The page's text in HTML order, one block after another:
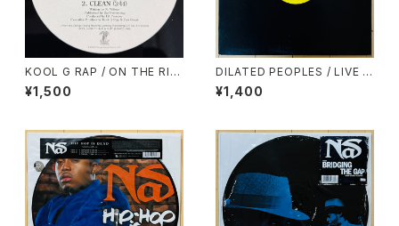
KOOL G RAP / ON THE RIS
E AGAIN
¥1,500
DILATED PEOPLES / LIVE O
N STAGE
¥1,400